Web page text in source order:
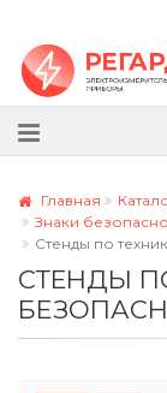
Главная
Знаки
Стенды по
СТЕНДЫ